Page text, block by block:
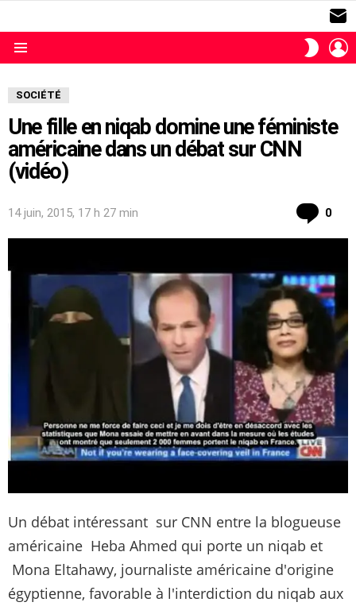
SKIN
SOCIÉTÉ
Une fille en niqab domine une féministe
américaine dans un débat sur CNN
(vidéo)
14 juin, 2015, 17 h 27 min 0
Un débat intéressant sur CNN entre la blogueuse
américaine Heba Ahmed qui porte un niqab et
Mona Eltahawy, journaliste américaine d'origine
égyptienne, favorable à l'interdiction du niqab aux